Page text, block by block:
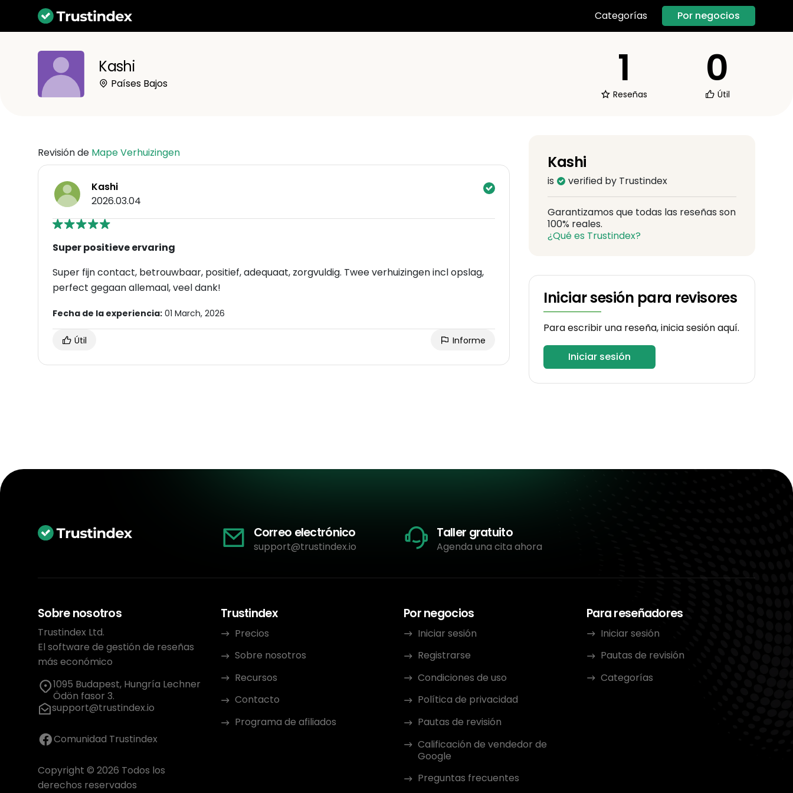
Categorías Por negocios
Kashi
Países Bajos 1
Reseñas
0
Útil
Revisión de Mape Verhuizingen
Kashi
2026.03.04
Super positieve ervaring
Super fijn contact, betrouwbaar, positief, adequaat, zorgvuldig. Twee verhuizingen incl opslag,
perfect gegaan allemaal, veel dank!
Fecha de la experiencia: 01 March, 2026
Útil Informe
Kashi
is verified by Trustindex
Garantizamos que todas las reseñas son
100% reales.
¿Qué es Trustindex?
Iniciar sesión para revisores
Para escribir una reseña, inicia sesión aquí.
Iniciar sesión
Correo electrónico
support@trustindex.io
Taller gratuito
Agenda una cita ahora
Sobre nosotros
Trustindex Ltd.
El software de gestión de reseñas
más económico
1095 Budapest, Hungría Lechner
Ödön fasor 3.
support@trustindex.io
Comunidad Trustindex
Copyright © 2026 Todos los
derechos reservados
Trustindex
Precios
Sobre nosotros
Recursos
Contacto
Programa de afiliados
Por negocios
Iniciar sesión
Registrarse
Condiciones de uso
Política de privacidad
Pautas de revisión
Calificación de vendedor de
Google
Preguntas frecuentes
Para reseñadores
Iniciar sesión
Pautas de revisión
Categorías